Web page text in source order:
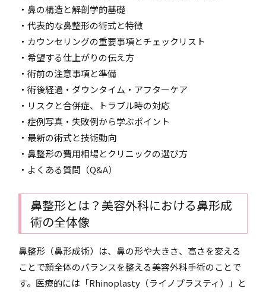
・鼻の構造と解剖学的基礎
・代表的な鼻整形の術式と特徴
・カウンセリングの重要事項とチェックリスト
・希望する仕上がりの伝え方
・術前の注意事項と準備
・術後経過・ダウンタイム・アフターケア
・リスクと合併症、トラブル時の対応
・症例写真・失敗例から学ぶポイント
・最新の術式と技術動向
・鼻整形の費用相場とクリニックの選び方
・よくある質問（Q&A）
鼻整形とは？美容外科における鼻形成
術の全体像
鼻整形（鼻形成術）は、鼻の形や大きさ、高さを変える
ことで顔全体のバランスを整える美容外科手術のことで
す。医療的には「Rhinoplasty（ライノプラスティ）」と